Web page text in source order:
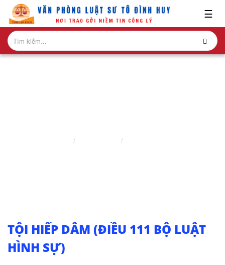
GIỚI
THIỆU
DỊCH
VỤ
☰
TỘI HIẾP DÂM (ĐIỀU 111 BỘ LUẬT
HÌNH SỰ)